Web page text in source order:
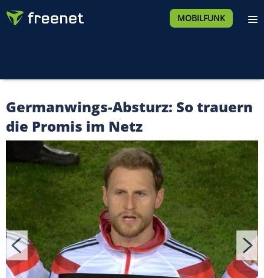
MOBILFUNK
Germanwings-Absturz: So trauern
die Promis im Netz